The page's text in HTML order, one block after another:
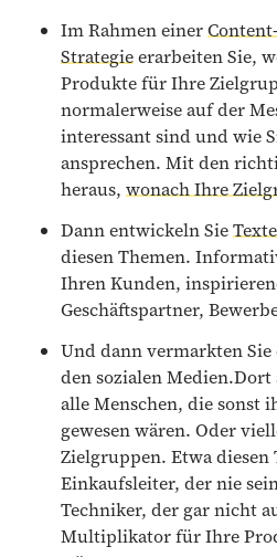
Im Rahmen einer
Strategieerarbeiten Sie,
Produkte für Ihre
normalerweise auf der
interessant sind und wie
ansprechen. Mit den
heraus, wonach Ihre
Dann entwickeln Sie
diesen Themen.
Ihren Kunden,
Geschäftspartner,
Und dann vermarkten
den sozialen Medien.Dort
alle Menschen, die sonst
gewesen wären. Oder
Zielgruppen. Etwa diesen
Einkaufsleiter, der nie
Techniker, der gar nicht
Multiplikator für Ihre